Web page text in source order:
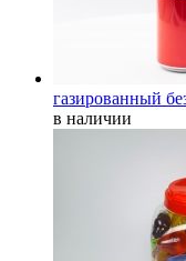
газированный
в наличии